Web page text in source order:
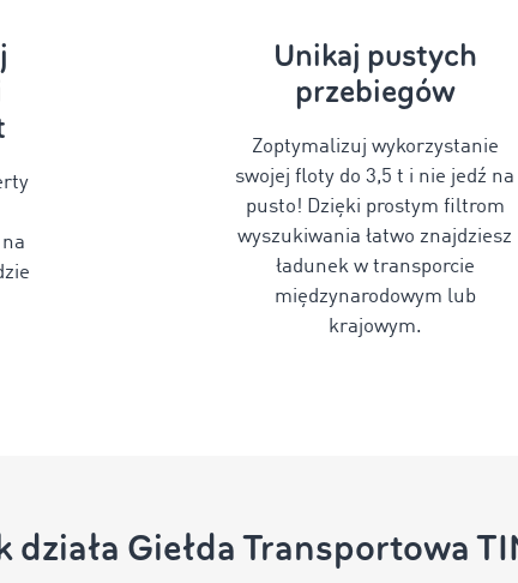
Unikaj pustych
przebiegów
Zoptymalizuj wykorzystanie
swojej floty do 3,5 t i nie jedź na
pusto! Dzięki prostym filtrom
wyszukiwania łatwo znajdziesz
ładunek w transporcie
międzynarodowym lub
krajowym.
działa Giełda Transportowa